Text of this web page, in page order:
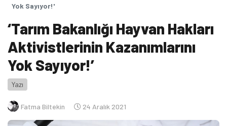
Yok Sayıyor!'
‘Tarım Bakanlığı Hayvan Hakları
Aktivistlerinin Kazanımlarını
Yok Sayıyor!’
Yazı
Fatma Biltekin 24 Aralık 2021